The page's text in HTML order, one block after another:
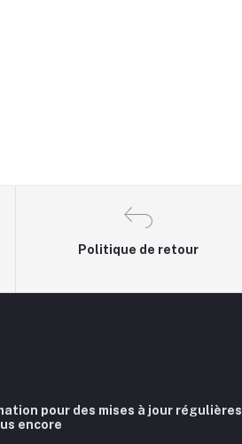
Politique de retour
pour des mises à jour régulières
encore